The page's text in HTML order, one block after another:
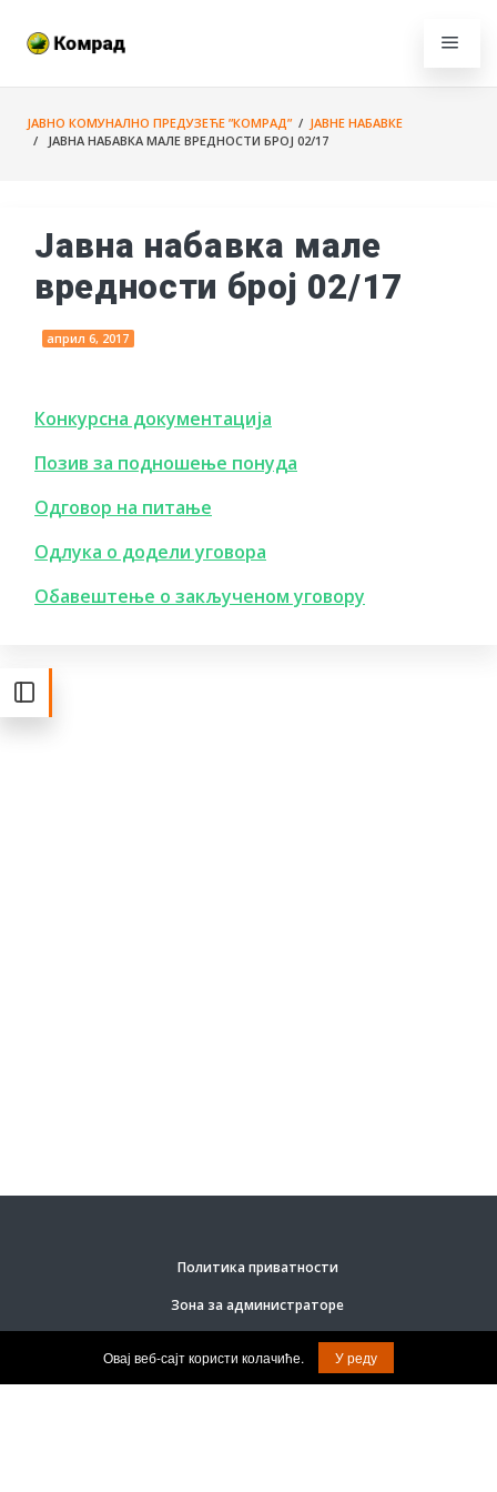
ЈАВНО КОМУНАЛНО ПРЕДУЗЕЋЕ ”КОМРАД”/ ЈАВНЕ НАБАВКЕ
/ ЈАВНА НАБАВКА МАЛЕ ВРЕДНОСТИ БРОЈ 02/17
Јавна набавка мале
вредности број 02/17
април 6, 2017
Конкурсна документација
Позив за подношење понуда
Одговор на питање
Одлука о додели уговора
Обавештење о закљученом уговору
Политика приватности
Зона за администраторе
Овај веб-сајт користи колачиће. У реду